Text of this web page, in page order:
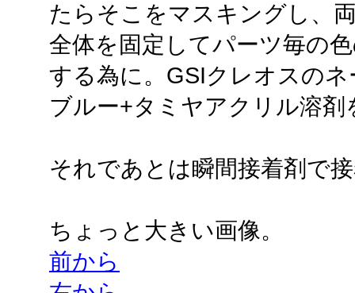
たらそこをマスキングし、
全体を固定してパーツ毎の
する為に。GSIクレオスの
ブルー+タミヤアクリル溶
それであとは瞬間接着剤で
ちょっと大きい画像。
前から